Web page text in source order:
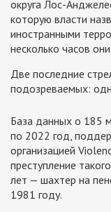
округа Лос-
которую власти
иностранными
несколько часов
Две последние
подозреваемых:
База данных о 185
по 2022 год,
организацией
преступление
лет — шахтер на
1981 году.